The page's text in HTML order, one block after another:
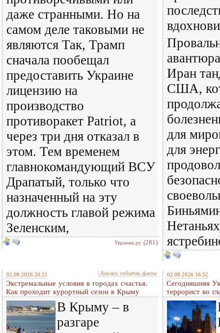
даже странными. Но на
самом деле таковыми не
являются Так, Трамп
сначала пообещал
предоставить Украине
лицензию на
производство
противоракет Patriot, а
через три дня отказал в
этом. Тем временем
главнокомандующий ВСУ
Драпатый, только что
назначенный на эту
должность главой режима
Зеленским,
Украина.ру (281)
Иран
США,
для
для
02.08.2026 20:21 Анализ, события, факты
Экстремальные условия в городах счастья.
Как проходит курортный сезон в Крыму
В Крыму – в
разгаре
02.08.2026 16:52
Сегодняшняя
террорист во